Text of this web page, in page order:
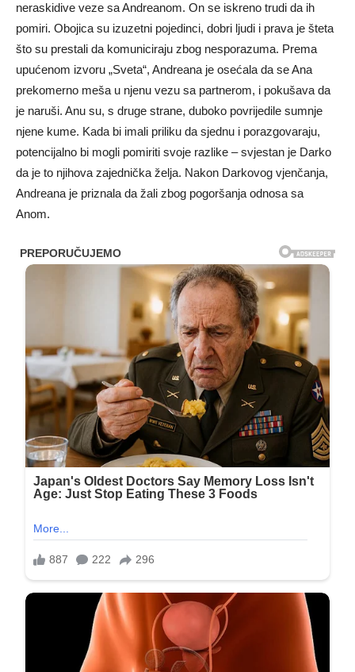
neraskidive veze sa Andreanom. On se iskreno trudi da ih
pomiri. Obojica su izuzetni pojedinci, dobri ljudi i prava je šteta
što su prestali da komuniciraju zbog nesporazuma. Prema
upućenom izvoru „Sveta“, Andreana je osećala da se Ana
prekomerno meša u njenu vezu sa partnerom, i pokušava da
je naruši. Anu su, s druge strane, duboko povrijedile sumnje
njene kume. Kada bi imali priliku da sjednu i porazgovaraju,
potencijalno bi mogli pomiriti svoje razlike – svjestan je Darko
da je to njihova zajednička želja. Nakon Darkovog vjenčanja,
Andreana je priznala da žali zbog pogoršanja odnosa sa
Anom.